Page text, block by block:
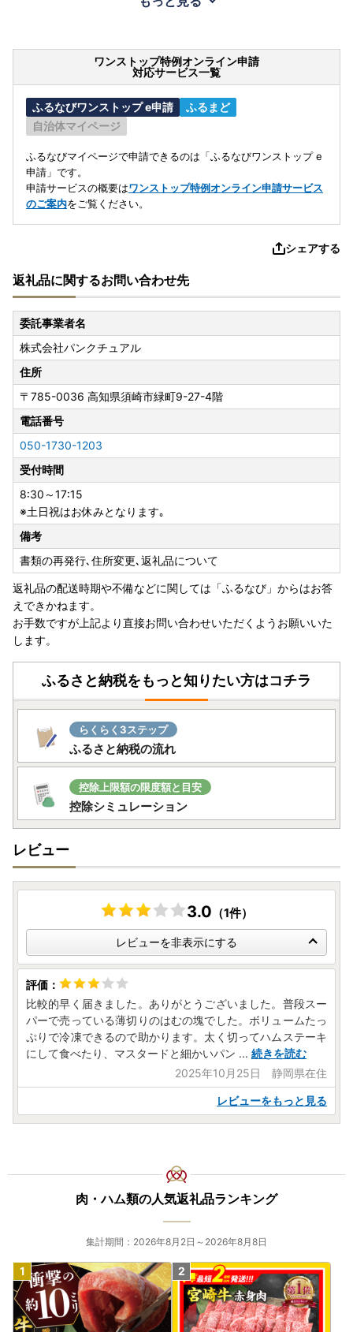
ワンストップ特例オンライン申請
対応サービス一覧
ふるなびワンストップ e申請
ふるまど
自治体マイページ
ふるなびマイページで申請できるのは「ふるなびワンストップ e
申請」です。
申請サービスの概要はワンストップ特例オンライン申請サービス
のご案内をご覧ください。
シェアする
返礼品に関するお問い合わせ先
委託事業者名
株式会社パンクチュアル
住所
〒785-0036 高知県須崎市緑町9-27-4階
電話番号
050-1730-1203
受付時間
8:30～17:15
※土日祝はお休みとなります｡
備考
書類の再発行､住所変更､返礼品について
返礼品の配送時期や不備などに関しては「ふるなび」からはお答
えできかねます。
お手数ですが上記より直接お問い合わせいただくようお願いいた
します。
ふるさと納税をもっと知りたい方はコチラ
らくらく3ステップ
ふるさと納税の流れ
控除上限額の限度額と目安
控除シミュレーション
レビュー
3.0 （1件）
レビューを非表示にする
比較的早く届きました。ありがとうございました。普段スー
パーで売っている薄切りのはむの塊でした。ボリュームたっ
ぷりで冷凍できるので助かります。太く切ってハムステーキ
にして食べたり、マスタードと細かいパン ... 続きを読む
2025年10月25日 静岡県在住
レビューをもっと見る
肉・ハム類の人気返礼品ランキング
集計期間：2026年8月2日～2026年8月8日